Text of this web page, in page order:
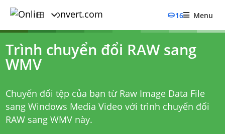
16 Menu
Trình chuyển đổi RAW sang
WMV
Chuyển đổi tệp của bạn từ Raw Image Data File
sang Windows Media Video với trình chuyển đổi
RAW sang WMVnày.